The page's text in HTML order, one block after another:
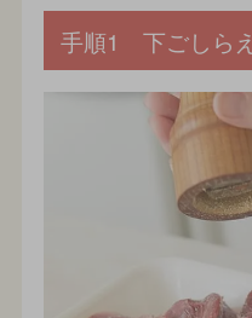
手順1 下ごしらえ